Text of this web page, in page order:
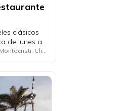
clásicos
de lunes a
Portoviejo, Manta, Montecristi, Chone